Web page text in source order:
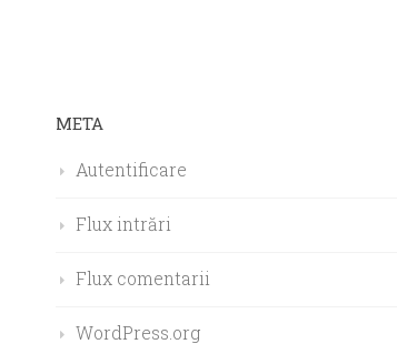
META
Autentificare
Flux intrări
Flux comentarii
WordPress.org